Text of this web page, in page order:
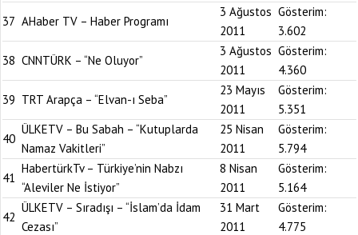
37 AHaber TV – Haber Programı
3 Ağustos
2011
Gösterim:
3.602
38 CNNTÜRK – “Ne Oluyor”
3 Ağustos
2011
Gösterim:
4.360
39 TRT Arapça – “Elvan-ı Seba”
23 Mayıs
2011
Gösterim:
5.351
40
ÜLKETV – Bu Sabah – “Kutuplarda
Namaz Vakitleri”
25 Nisan
2011
Gösterim:
5.794
41
HabertürkTv – Türkiye’nin Nabzı
“Aleviler Ne İstiyor”
8 Nisan
2011
Gösterim:
5.164
42
ÜLKETV – Sıradışı – “İslam’da İdam
Cezası”
31 Mart
2011
Gösterim:
4.775